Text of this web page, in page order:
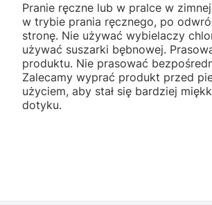
Pranie ręczne lub w pralce w
w trybie prania ręcznego, po
stronę. Nie używać wybielaczy
używać suszarki bębnowej.
produktu. Nie prasować
Zalecamy wyprać produkt przed
użyciem, aby stał się bardziej
dotyku.